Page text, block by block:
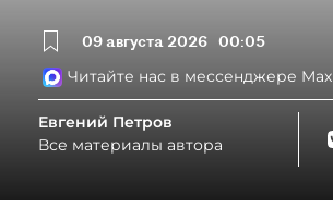
09 августа 2026 00:05
Читайте нас в мессенджере Max
Евгений Петров
Все материалы автора